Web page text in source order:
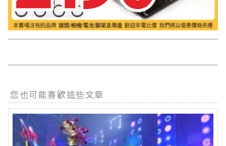
您也可能喜歡這些文章